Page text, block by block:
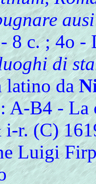
8 c. ; 4o -
di
latino da
A-B4 -
r. (C)
Luigi